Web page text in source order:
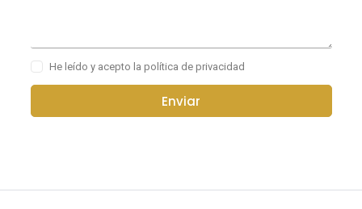
He leído y acepto la política de privacidad
Enviar